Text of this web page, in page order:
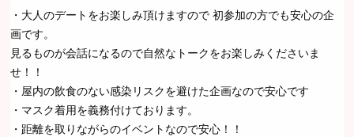
・大人のデートをお楽しみ頂けますので 初参加の方でも安心の企
画です。
見るものが会話になるので自然なトークをお楽しみくださいま
せ！！
・屋内の飲食のない感染リスクを避けた企画なので安心です
・マスク着用を義務付けております。
・距離を取りながらのイベントなので安心！！